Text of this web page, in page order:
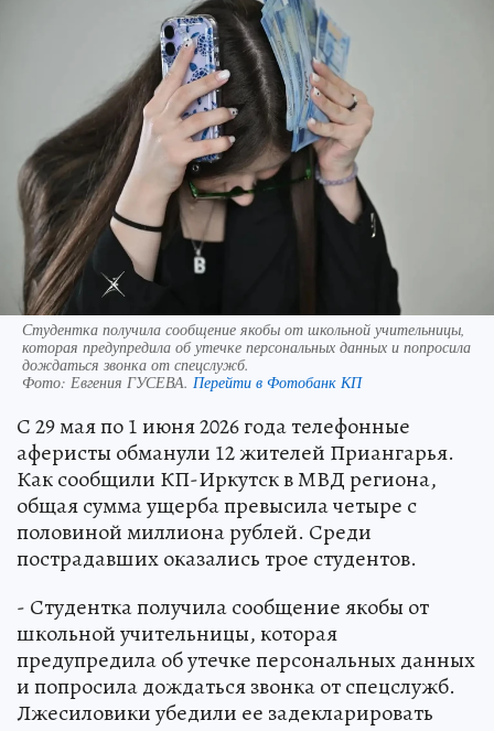
Студентка получила сообщение якобы от школьной учительницы,
которая предупредила об утечке персональных данных и попросила
дождаться звонка от спецслужб.
Фото: Евгения ГУСЕВА. Перейти в Фотобанк КП
С 29 мая по 1 июня 2026 года телефонные
аферисты обманули 12 жителей Приангарья.
Как сообщили КП-Иркутск в МВД региона,
общая сумма ущерба превысила четыре с
половиной миллиона рублей. Среди
пострадавших оказались трое студентов.
- Студентка получила сообщение якобы от
школьной учительницы, которая
предупредила об утечке персональных данных
и попросила дождаться звонка от спецслужб.
Лжесиловики убедили ее задекларировать